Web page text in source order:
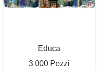
Educa
3 000 Pezzi